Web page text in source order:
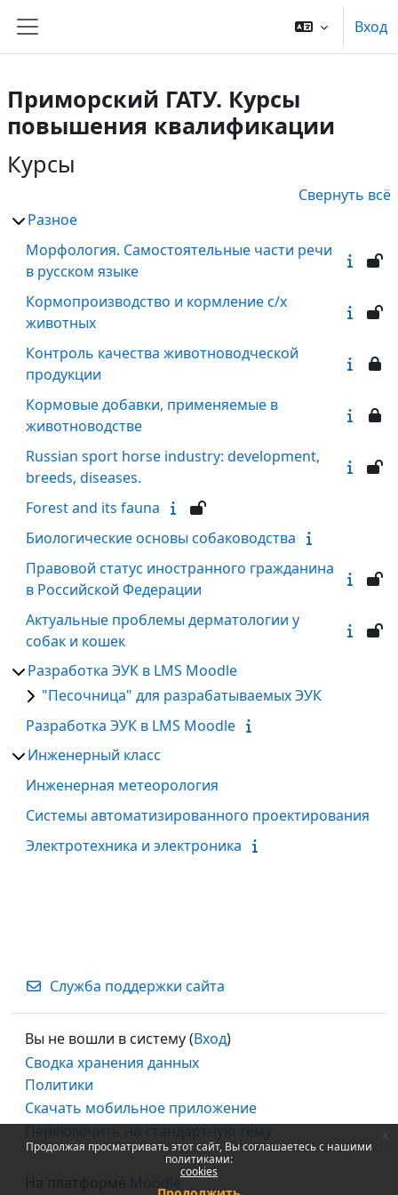
Продолжая просматривать этот сайт, Вы соглашаетесь с нашими
политиками:
cookies
Боковая панель
Вход
Приморский ГАТУ. Курсы
повышения квалификации
Курсы
Свернуть всё
Разное
Морфология. Самостоятельные части речи
в русском языке
Кормопроизводство и кормление с/х
животных
Контроль качества животноводческой
продукции
Кормовые добавки, применяемые в
животноводстве
Russian sport horse industry: development,
breeds, diseases.
Forest and its fauna
Биологические основы собаководства
Правовой статус иностранного гражданина
в Российской Федерации
Актуальные проблемы дерматологии у
собак и кошек
Разработка ЭУК в LMS Moodle
"Песочница" для разрабатываемых ЭУК
Разработка ЭУК в LMS Moodle
Инженерный класс
Инженерная метеорология
Системы автоматизированного проектирования
Электротехника и электроника
Служба поддержки сайта
Вы не вошли в систему (Вход)
Сводка хранения данных
Политики
Скачать мобильное приложение
Переключить на стандартную тему
Moodle